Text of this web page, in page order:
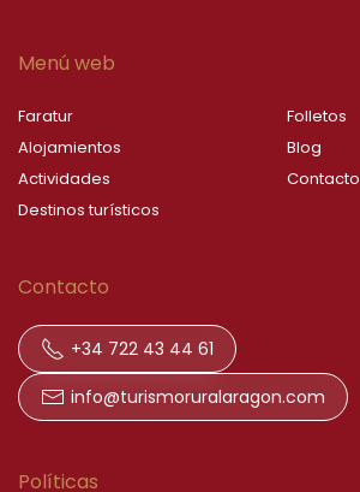
Menú web
Faratur
Alojamientos
Actividades
Destinos turísticos
Folletos
Blog
Contacto
Contacto
+34 722 43 44 61
info@turismoruralaragon.com
Políticas